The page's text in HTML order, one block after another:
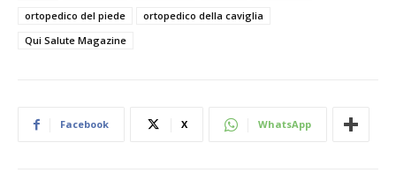
ortopedico del piede
ortopedico della caviglia
Qui Salute Magazine
Facebook X WhatsApp